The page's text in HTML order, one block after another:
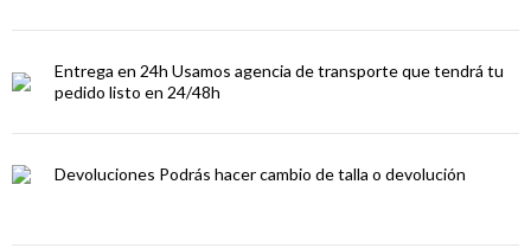
Entrega en 24h Usamos agencia de transporte que tendrá tu
pedido listo en 24/48h
Devoluciones Podrás hacer cambio de talla o devolución